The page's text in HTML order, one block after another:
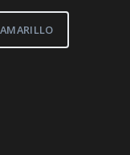
AMARILLO